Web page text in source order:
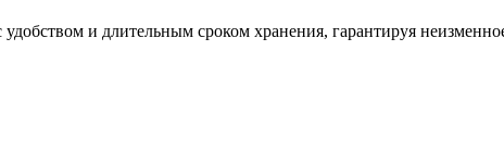
и длительным сроком хранения, гарантируя